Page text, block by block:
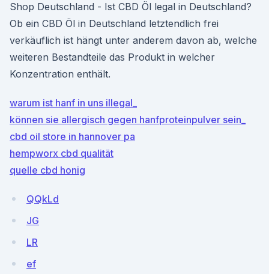
Shop Deutschland - Ist CBD Öl legal in Deutschland?
Ob ein CBD Öl in Deutschland letztendlich frei
verkäuflich ist hängt unter anderem davon ab, welche
weiteren Bestandteile das Produkt in welcher
Konzentration enthält.
warum ist hanf in uns illegal_
können sie allergisch gegen hanfproteinpulver sein_
cbd oil store in hannover pa
hempworx cbd qualität
quelle cbd honig
QQkLd
JG
LR
ef